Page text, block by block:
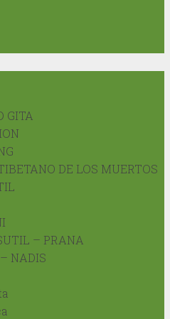
GITA
DE LOS MUERTOS
– PRANA
NADIS